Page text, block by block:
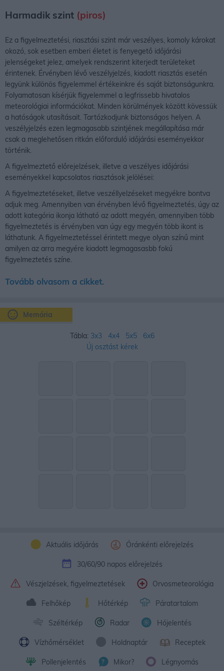
Aktuális időjárás Óránkénti előrejelzés
30/60/90 napos előrejelzés
Vészjelzések, figyelmeztetések Orvosmeteorológia
Felhőkép Hőtérkép Páratartalom
Széltérkép Radar Hójelentés
Vízhőmérséklet Holdnaptár Receptek
Pollenjelentés Mikor? Légnyomás
Memória
Tábla: 3x3 4x4 5x5
6x6
Új osztást kérek
Harmadik szint (piros)
Ez a figyelmeztetési, riasztási szint már veszélyes, komoly károkat
okozó, sok esetben emberi életet is fenyegető időjárási
jelenségeket jelez, amelyek rendszerint kiterjedt területeket
érintenek. Érvényben lévő veszélyjelzés, kiadott riasztás esetén
legyünk különös figyelemmel értékeinkre és saját biztonságunkra.
Folyamatosan kísérjük figyelemmel a legfrissebb hivatalos
meteorológiai információkat. Minden körülmények között kövessük
a hatóságok utasításait. Tartózkodjunk biztonságos helyen. A
veszélyjelzés ezen legmagasabb szintjének megállapítása már
csak a meglehetősen ritkán előforduló időjárási eseményekkor
történik.
A figyelmeztető előrejelzések, illetve a veszélyes időjárási
eseményekkel kapcsolatos riasztások jelölései:
A figyelmeztetéseket, illetve veszéllyelzéseket megyékre bontva
adjuk meg. Amennyiben van érvényben lévő figyelmeztetés, úgy az
adott kategória ikonja látható az adott megyén, amennyiben több
figyelmeztetés is érvényben van úgy egy megyén több ikont is
láthatunk. A figyelmeztetéssel érintett megye olyan színű mint
amilyen az arra megyére kiadott legmagasasbb fokú
figyelmeztetés színe.
Tovább olvasom a cikket.